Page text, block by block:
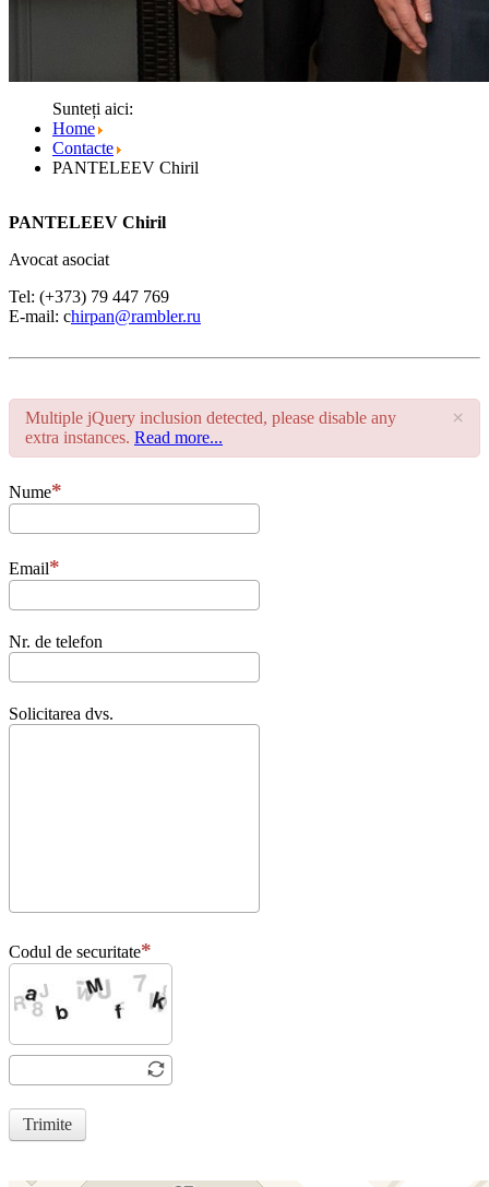
Sunteți aici:
Home
Contacte
PANTELEEV Chiril
PANTELEEV Chiril
Avocat asociat
Tel: (+373) 79 447 769
E-mail: chirpan@rambler.ru
×
Multiple jQuery inclusion detected, please disable any
extra instances. Read more...
Nume
Email
Nr. de telefon
Solicitarea dvs.
Codul de securitate
Trimite